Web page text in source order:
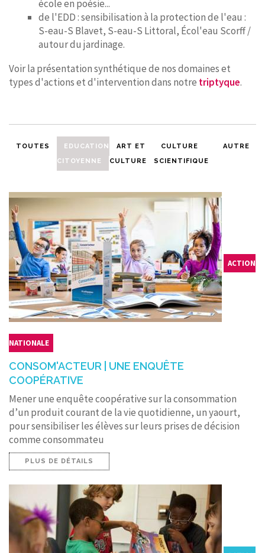
école en poésie...
de l'EDD : sensibilisation à la protection de l'eau :
S-eau-S Blavet, S-eau-S Littoral, Écol'eau Scorff /
autour du jardinage.
Voir la présentation synthétique de nos domaines et
types d'actions et d'intervention dans notre triptyque.
TOUTES
EDUCATION
CITOYENNE
ART ET
CULTURE
CULTURE
SCIENTIFIQUE
AUTRE
ACTION
NATIONALE
CONSOM'ACTEUR | UNE ENQUÊTE
COOPÉRATIVE
Mener une enquête coopérative sur la consommation
d’un produit courant de la vie quotidienne, un yaourt,
pour sensibiliser les élèves sur leurs prises de décision
comme consommateu
PLUS DE DÉTAILS